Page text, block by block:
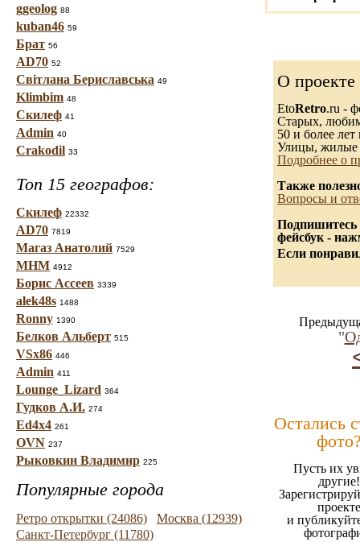
ggeolog 88
kuban46 59
Брат 56
AD70 52
Світлана Бериславська 49
Klimbim 48
Скилеф 41
Admin 40
Crakodil 33
Топ 15 географов:
Скилеф 22332
AD70 7819
Магаз Анатолий 7529
МНМ 4912
Борис Ассеев 3339
alek48s 1488
Ronny 1390
Белков Альберт 515
VSx86 446
Admin 411
Lounge_Lizard 364
Гудков А.И. 274
Ed4x4 261
OVN 237
Рыковкин Владимир 225
Популярные города
Ретро открытки (24086)
Москва (12939)
Санкт-Петербург (11780)
О проекте
EtoRetro.ru -
Старых,
50 и более лет
Улицы, жилые
Подробнее о
Также
Вопросы и
Подпишитесь
фейсбук -
Если
"
Остались
Пусть их
другие!
проекте
и